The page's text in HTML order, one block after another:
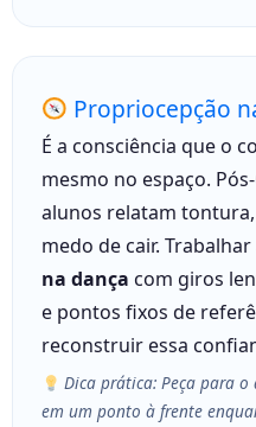
Propriocepção
É a consciência que o
mesmo no espaço.
alunos relatam
medo de cair. Trabalhar
na dança com giros
e pontos fixos de
reconstruir essa
Dica prática: Peça para
em um ponto à frente